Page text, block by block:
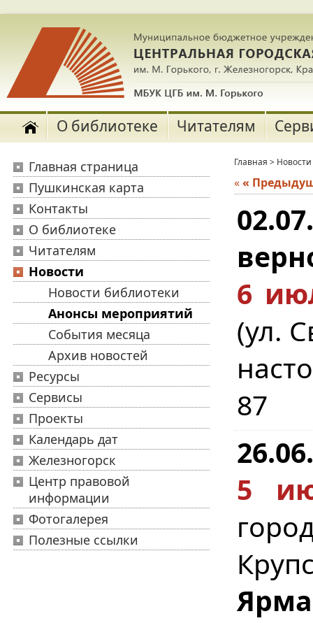
О библиотеке Читателям
Главная страница
Пушкинская карта
Контакты
О библиотеке
Читателям
Новости
Новости библиотеки
Анонсы мероприятий
События месяца
Архив новостей
Ресурсы
Сервисы
Проекты
Календарь дат
Железногорск
Центр правовой
информации
Фотогалерея
Полезные ссылки
Главная > Новости
««
6
(ул.
87
5